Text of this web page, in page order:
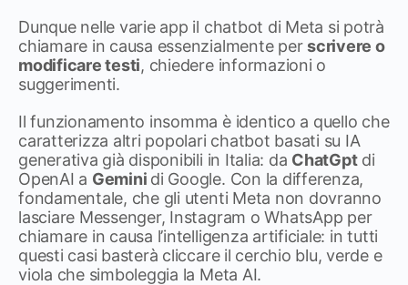
Dunque nelle varie app il chatbot di Meta si potrà
chiamare in causa essenzialmente perscrivere o
modificare testi, chiedere informazioni o
suggerimenti.
Il funzionamento insomma è identico a quello che
caratterizza altri popolari chatbot basati su IA
generativa già disponibili in Italia: da ChatGptdi
OpenAI a Gemini di Google. Con la differenza,
fondamentale, che gli utenti Meta non dovranno
lasciare Messenger, Instagram o WhatsApp per
chiamare in causa l’intelligenza artificiale: in tutti
questi casi basterà cliccare il cerchio blu, verde e
viola che simboleggia la Meta AI.